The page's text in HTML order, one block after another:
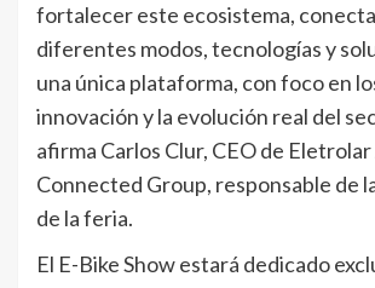
fortalecer este ecosistema,
diferentes modos, tecnologías y
una única plataforma, con foco en
innovación y la evolución real del
afirma Carlos Clur, CEO de Eletrolar
Connected Group, responsable de
de la feria.
El E-Bike Show estará dedicado